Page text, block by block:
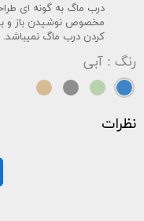
درب ماگ به گونه ای
مخصوص نوشیدن باز و
کردن درب ماگ نمیباشد.
رنگ : آبی
نظرات